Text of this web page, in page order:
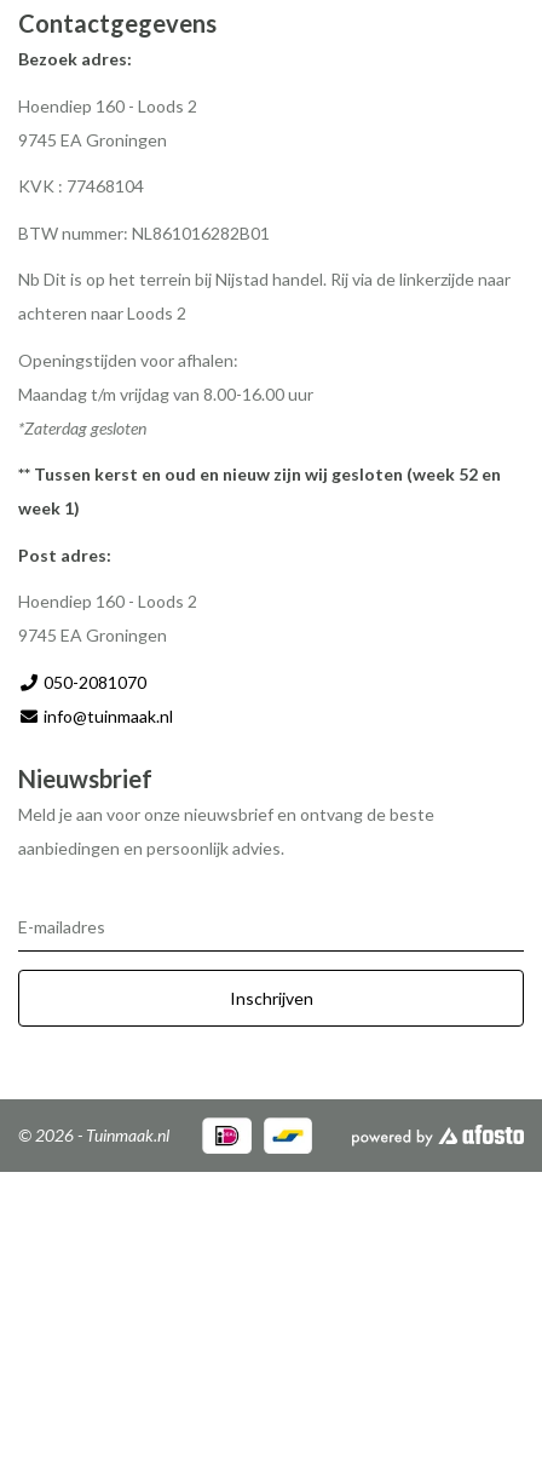
Contactgegevens
Bezoek adres:
Hoendiep 160 - Loods 2
9745 EA Groningen
KVK : 77468104
BTW nummer: NL861016282B01
Nb Dit is op het terrein bij Nijstad handel. Rij via de linkerzijde naar
achteren naar Loods 2
Openingstijden voor afhalen:
Maandag t/m vrijdag van 8.00-16.00 uur
*Zaterdag gesloten
** Tussen kerst en oud en nieuw zijn wij gesloten (week 52 en
week 1)
Post adres:
Hoendiep 160 - Loods 2
9745 EA Groningen
050-2081070
info@tuinmaak.nl
Nieuwsbrief
Meld je aan voor onze nieuwsbrief en ontvang de beste
aanbiedingen en persoonlijk advies.
E-mailadres
Inschrijven
© 2026 - Tuinmaak.nl